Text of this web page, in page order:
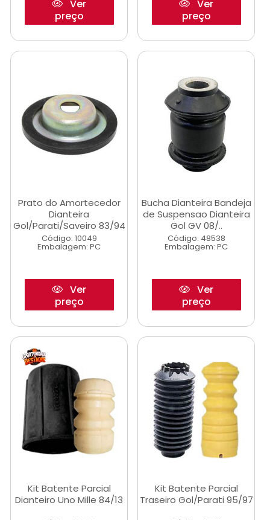
Ver
preço
Ver
preço
Prato do Amortecedor
Dianteira
Gol/Parati/Saveiro 83/94
Código: 10049
Embalagem: PC
Ver
preço
Bucha Dianteira Bandeja
de Suspensao Dianteira
Gol GV 08/..
Código: 48538
Embalagem: PC
Ver
preço
Kit Batente Parcial
Dianteiro Uno Mille 84/13
Kit Batente Parcial
Traseiro Gol/Parati 95/97